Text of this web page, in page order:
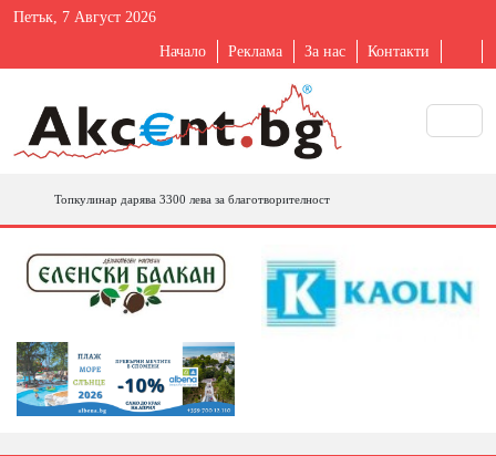
Петък, 7 Август 2026
Начало Реклама За нас Контакти
Топкулинар дарява 3300 лева за благотворителност